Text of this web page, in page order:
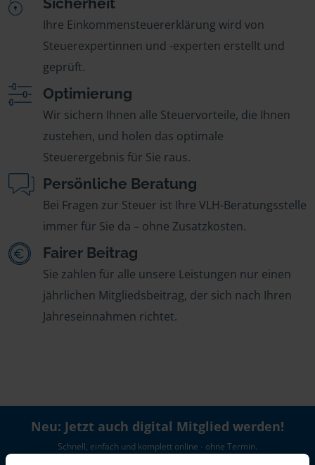
Ihre Einkommensteuererklärung wird von
Steuerexpertinnen und -experten erstellt und
geprüft.
Optimierung
Wir sichern Ihnen alle Steuervorteile, die Ihnen
zustehen, und holen das optimale
Steuerergebnis für Sie raus.
Persönliche Beratung
Bei Fragen zur Steuer ist Ihre VLH-Beratungsstelle
immer für Sie da – ohne Zusatzkosten.
Fairer Beitrag
Sie zahlen für alle unsere Leistungen nur einen
jährlichen Mitgliedsbeitrag, der sich nach Ihren
Jahreseinnahmen richtet.
Neu: Jetzt auch digital Mitglied werden!
Schnell, einfach und komplett online - ohne Termin.